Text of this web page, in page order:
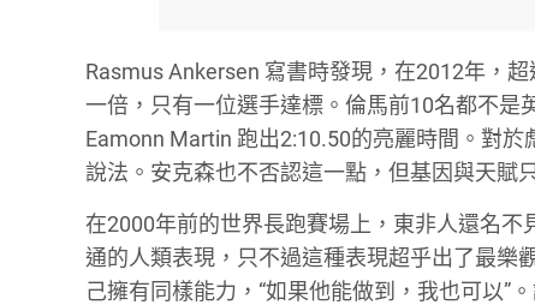
Rasmus Ankersen 寫書時發現，在2012年，
一倍，只有一位選手達標。倫馬前10名都不是
Eamonn Martin 跑出2:10.50的亮麗時間。對
說法。安克森也不否認這一點，但基因與天賦
在2000年前的世界長跑賽場上，東非人還名
通的人類表現，只不過這種表現超乎出了最樂
己擁有同樣能力，“如果他能做到，我也可以”